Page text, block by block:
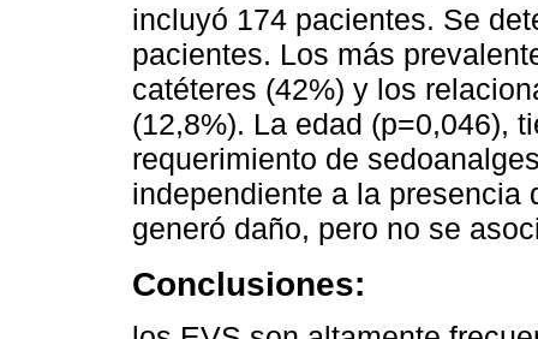
incluyó 174 pacientes. Se
pacientes. Los más
catéteres (42%) y los
(12,8%). La edad (p=0,046),
requerimiento de
independiente a la presencia
generó daño, pero no se
Conclusiones: